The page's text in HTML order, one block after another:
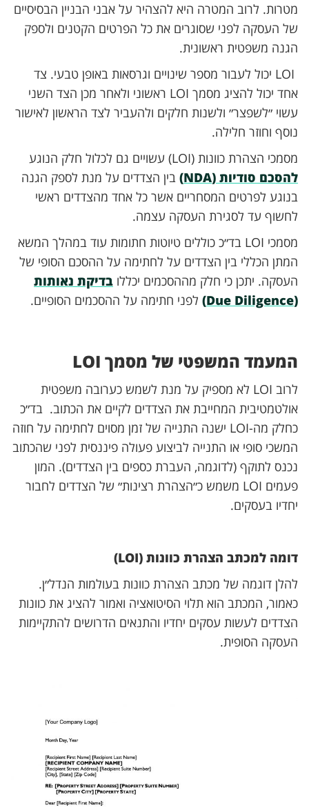
מטרות. לרוב המטרה היא להצהיר על אבני הבניין הבסיסיים
של העסקה לפני שסוגרים את כל הפרטים הקטנים ולספק
הגנה משפטית ראשונית.
LOI יכול לעבור מספר שינויים וגרסאות באופן טבעי. צד
אחד יכול להציג מסמך LOI ראשוני ולאחר מכן הצד השני
עשוי ״לשפצר״ ולשנות חלקים ולהעביר לצד הראשון לאישור
נוסף וחוזר חלילה.
מסמכי הצהרת כוונות (LOI) עשויים גם לכלול חלק הנוגע
להסכם סודיות (NDA)
בין הצדדים על מנת לספק הגנה
בנוגע לפרטים המסחריים אשר כל אחד מהצדדים ראשי
לחשוף עד לסגירת העסקה עצמה.
מסמכי LOI בד״כ כוללים טיוטות חתומות עוד במהלך המשא
המתן הכללי בין הצדדים על לחתימה על ההסכם הסופי של
העסקה. יתכן כי חלק מההסכמים יכללו בדיקת נאותות
(Due Diligence)
לפני חתימה על ההסכמים הסופיים.
המעמד המשפטי של מסמך LOI
לרוב LOI לא מספיק על מנת לשמש כערובה משפטית
אולטמטיבית המחייבת את הצדדים לקיים את הכתוב. בד״כ
כחלק מה-LOI ישנה התנייה של זמן מסוים לחתימה על חוזה
המשכי סופי או התנייה לביצוע פעולה פיננסית לפני שהכתוב
נכנס לתוקף (לדוגמה, העברת כספים בין הצדדים). המון
פעמים LOI משמש כ״הצהרת רצינות״ של הצדדים לחבור
יחדיו בעסקים.
דומה למכתב הצהרת כוונות (LOI)
להלן דוגמה של מכתב הצהרת כוונות בעולמות הנדל״ן.
כאמור, המכתב הוא תלוי הסיטואציה ואמור להציג את כוונות
הצדדים לעשות עסקים יחדיו והתנאים הדרושים להתקיימות
העסקה הסופית.